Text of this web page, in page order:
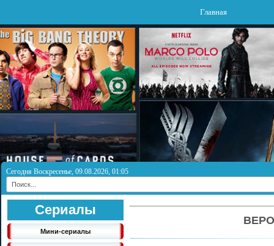
Главная
Сегодня Воскресенье, 09.08.2026, 01:05
Сериалы
Мини-сериалы